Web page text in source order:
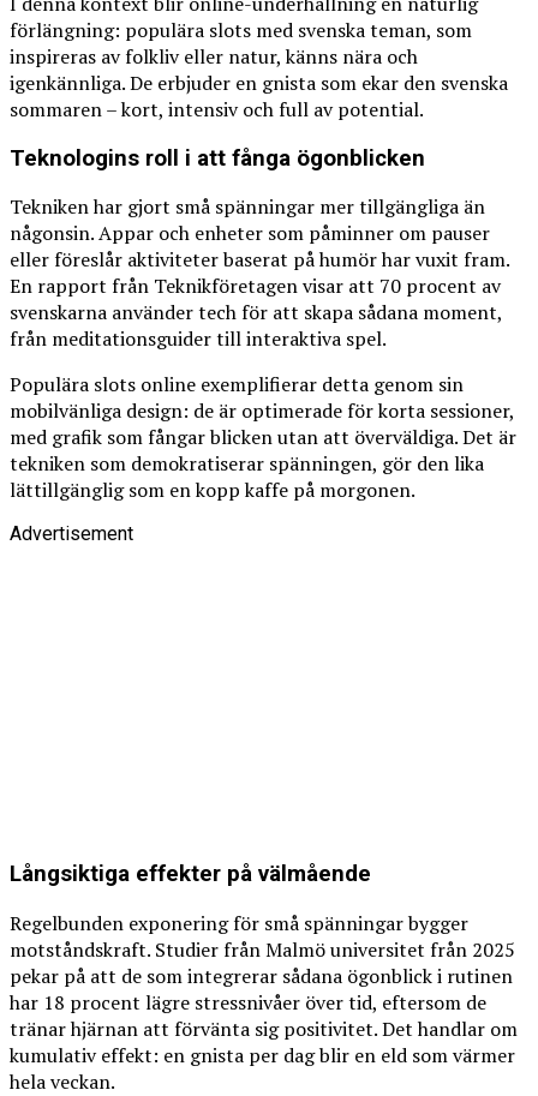
förlängning: populära slots med svenska teman, som
inspireras av folkliv eller natur, känns nära och
igenkännliga. De erbjuder en gnista som ekar den svenska
sommaren – kort, intensiv och full av potential.
Teknologins roll i att fånga ögonblicken
Tekniken har gjort små spänningar mer tillgängliga än
någonsin. Appar och enheter som påminner om pauser
eller föreslår aktiviteter baserat på humör har vuxit fram.
En rapport från Teknikföretagen visar att 70 procent av
svenskarna använder tech för att skapa sådana moment,
från meditationsguider till interaktiva spel.
Populära slots online exemplifierar detta genom sin
mobilvänliga design: de är optimerade för korta sessioner,
med grafik som fångar blicken utan att överväldiga. Det är
tekniken som demokratiserar spänningen, gör den lika
lättillgänglig som en kopp kaffe på morgonen.
Advertisement
Långsiktiga effekter på välmående
Regelbunden exponering för små spänningar bygger
motståndskraft. Studier från Malmö universitet från 2025
pekar på att de som integrerar sådana ögonblick i rutinen
har 18 procent lägre stressnivåer över tid, eftersom de
tränar hjärnan att förvänta sig positivitet. Det handlar om
kumulativ effekt: en gnista per dag blir en eld som värmer
hela veckan.